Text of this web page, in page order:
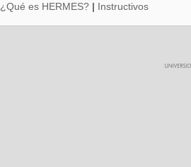
¿Qué es HERMES? | Instructivos